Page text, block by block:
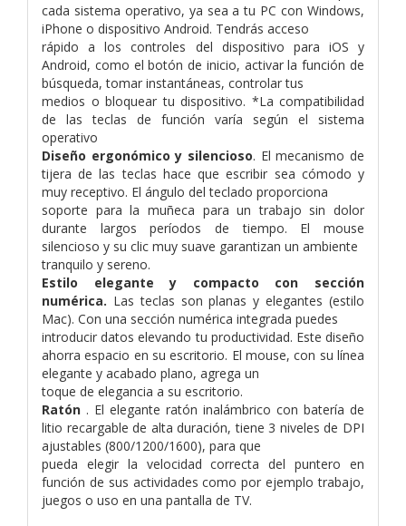
cada sistema operativo, ya sea a tu PC con Windows,
iPhone o dispositivo Android. Tendrás acceso
rápido a los controles del dispositivo para iOS y
Android, como el botón de inicio, activar la función de
búsqueda, tomar instantáneas, controlar tus
medios o bloquear tu dispositivo. *La compatibilidad
de las teclas de función varía según el sistema
operativo
Diseño ergonómico y silencioso. El mecanismo de
tijera de las teclas hace que escribir sea cómodo y
muy receptivo. El ángulo del teclado proporciona
soporte para la muñeca para un trabajo sin dolor
durante largos períodos de tiempo. El mouse
silencioso y su clic muy suave garantizan un ambiente
tranquilo y sereno.
Estilo elegante y compacto con sección
numérica. Las teclas son planas y elegantes (estilo
Mac). Con una sección numérica integrada puedes
introducir datos elevando tu productividad. Este diseño
ahorra espacio en su escritorio. El mouse, con su línea
elegante y acabado plano, agrega un
toque de elegancia a su escritorio.
Ratón . El elegante ratón inalámbrico con batería de
litio recargable de alta duración, tiene 3 niveles de DPI
ajustables (800/1200/1600), para que
pueda elegir la velocidad correcta del puntero en
función de sus actividades como por ejemplo trabajo,
juegos o uso en una pantalla de TV.